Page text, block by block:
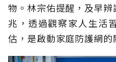
物。林宗佑提醒，及早
兆，透過觀察家人生活
估，是啟動家庭防護網的